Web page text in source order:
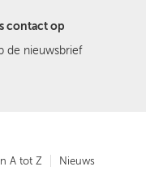
contact op
de nieuwsbrief
A tot Z Nieuws